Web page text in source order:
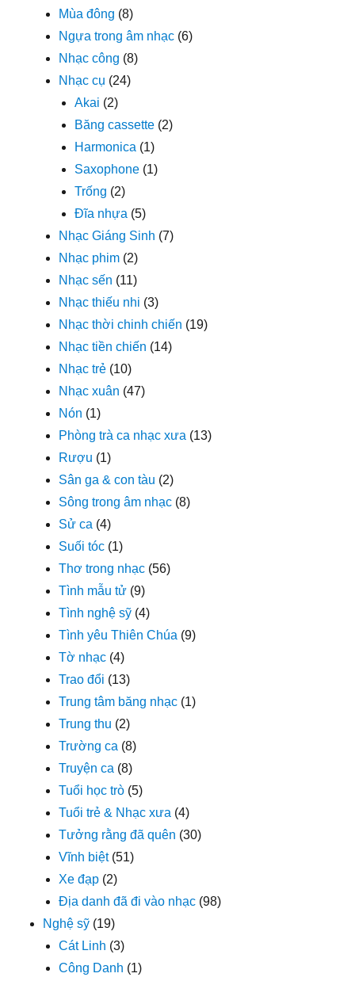
Mùa đông (8)
Ngựa trong âm nhạc (6)
Nhạc công (8)
Nhạc cụ (24)
Akai (2)
Băng cassette (2)
Harmonica (1)
Saxophone (1)
Trống (2)
Đĩa nhựa (5)
Nhạc Giáng Sinh (7)
Nhạc phim (2)
Nhạc sến (11)
Nhạc thiếu nhi (3)
Nhạc thời chinh chiến (19)
Nhạc tiền chiến (14)
Nhạc trẻ (10)
Nhạc xuân (47)
Nón (1)
Phòng trà ca nhạc xưa (13)
Rượu (1)
Sân ga & con tàu (2)
Sông trong âm nhạc (8)
Sử ca (4)
Suối tóc (1)
Thơ trong nhạc (56)
Tình mẫu tử (9)
Tình nghệ sỹ (4)
Tình yêu Thiên Chúa (9)
Tờ nhạc (4)
Trao đổi (13)
Trung tâm băng nhạc (1)
Trung thu (2)
Trường ca (8)
Truyện ca (8)
Tuổi học trò (5)
Tuổi trẻ & Nhạc xưa (4)
Tưởng rằng đã quên (30)
Vĩnh biệt(51)
Xe đạp (2)
Địa danh đã đi vào nhạc (98)
Nghệ sỹ (19)
Cát Linh (3)
Công Danh (1)